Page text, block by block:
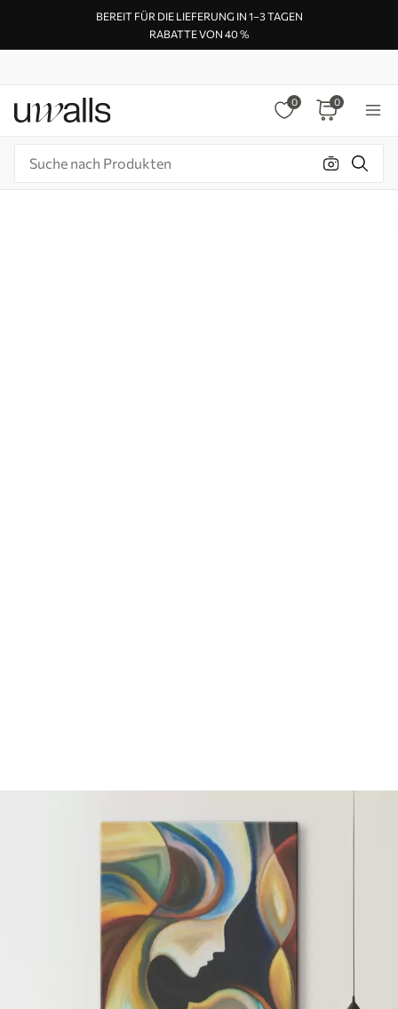
BEREIT FÜR DIE LIEFERUNG IN 1–3 TAGEN
RABATTE VON 40 %
0 0